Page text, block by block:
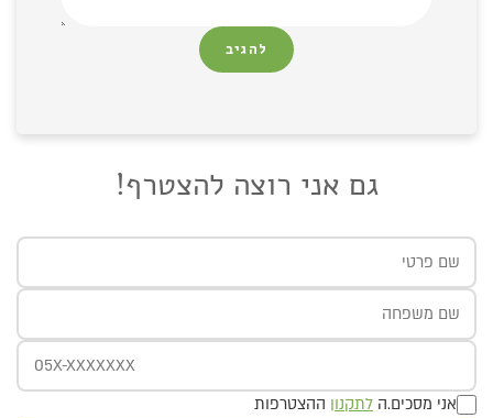
גם אני רוצה להצטרף!
אני מסכים.ה לתקנון ההצטרפות